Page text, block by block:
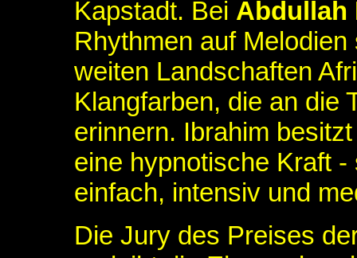
Kapstadt. Bei Abdullah
Rhythmen auf
weiten Landschaften
Klangfarben, die an die
erinnern. Ibrahim
eine hypnotische Kraft
einfach, intensiv und
Die Jury des Preises